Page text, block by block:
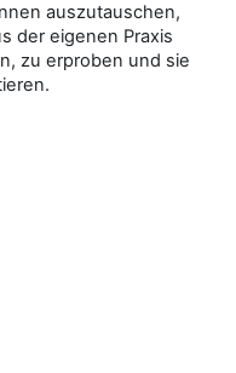
auszutauschen,
der eigenen Praxis
zu erproben und sie